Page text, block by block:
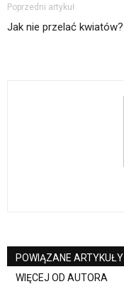
Poprzedni artykuł
Jak nie przelać kwiatów?
POWIĄZANE ARTYKUŁY
WIĘCEJ OD AUTORA